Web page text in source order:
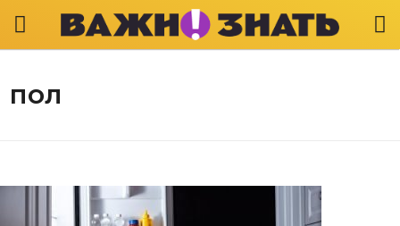
пол